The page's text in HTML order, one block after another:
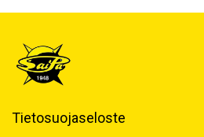
Tietosuojaseloste